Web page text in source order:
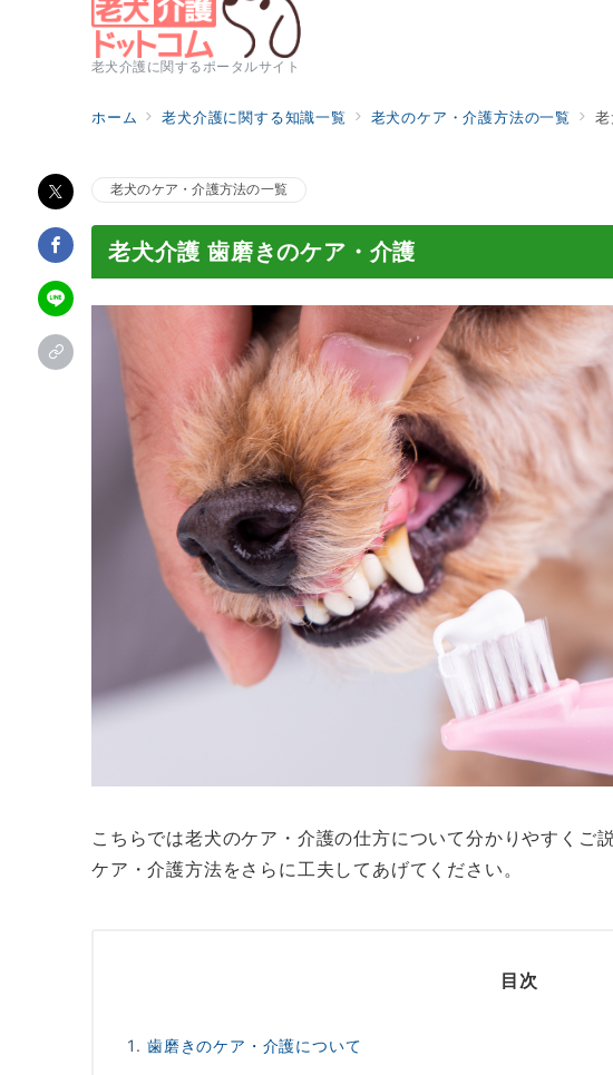
老犬介護に関するポータルサイト
ホーム 老犬介護に関する知識一覧 老犬のケア・介護方法の一覧
老犬のケア・介護方法の一覧
老犬介護 歯磨きのケア・介護
こちらでは老犬のケア・介護の仕方について分かりやすくご
ケア・介護方法をさらに工夫してあげてください。
目次
歯磨きのケア・介護について